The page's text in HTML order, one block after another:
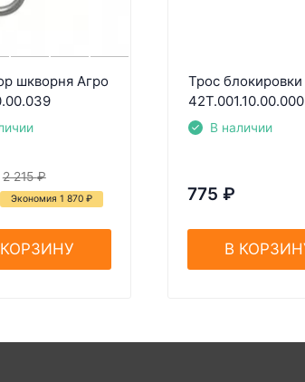
шкворня Агро
2 215 ₽
Экономия 1 870 ₽
Трос блокировки
42Т.001.10.00.000
В наличии
775 ₽
В